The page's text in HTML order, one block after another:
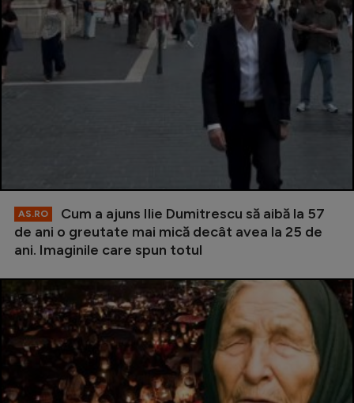
AS.RO
Cum a ajuns Ilie Dumitrescu să aibă la 57
de ani o greutate mai mică decât avea la 25 de
ani. Imaginile care spun totul